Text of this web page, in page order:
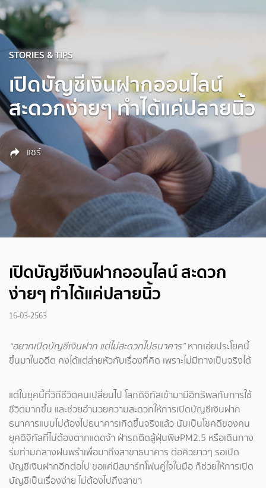
STORIES & TIPS
เปิดบัญชีเงินฝากออนไลน์
สะดวกง่ายๆ ทำได้แค่ปลายนิ้ว
แชร์
เปิดบัญชีเงินฝากออนไลน์ สะดวก
ง่ายๆ ทำได้แค่ปลายนิ้ว
16-03-2563
“อยากเปิดบัญชีเงินฝาก แต่ไม่สะดวกไปธนาคาร”หากเอ่ยประโยคนี้
ขึ้นมาในอดีต คงได้แต่ส่ายหัวกับเรื่องที่คิด เพราะไม่มีทางเป็นจริงได้
แต่ในยุคนี้ที่วิถีชีวิตคนเปลี่ยนไป โลกดิจิทัลเข้ามามีอิทธิพลกับการใช้
ชีวิตมากขึ้น และช่วยอำนวยความสะดวกให้การเปิดบัญชีเงินฝาก
ธนาคารแบบไม่ต้องไปธนาคารเกิดขึ้นจริงแล้ว นับเป็นโชคดีของคน
ยุคดิจิทัลที่ไม่ต้องตากแดดจ้า ฝ่ารถติดสู้ฝุ่นพิษPM2.5 หรือเดินกาง
ร่มท่ามกลางฝนพรำเพื่อมาถึงสาขาธนาคาร ต่อคิวยาวๆ รอเปิด
บัญชีเงินฝากอีกต่อไป ขอแค่มีสมาร์ทโฟนคู่ใจในมือ ก็ช่วยให้การเปิด
บัญชีเป็นเรื่องง่าย ไม่ต้องไปถึงสาขา